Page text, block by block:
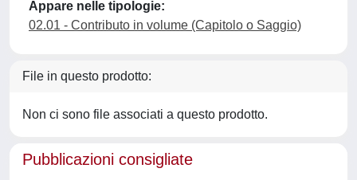
Appare nelle tipologie:
02.01 - Contributo in volume (Capitolo o Saggio)
File in questo prodotto:
Non ci sono file associati a questo prodotto.
Pubblicazioni consigliate